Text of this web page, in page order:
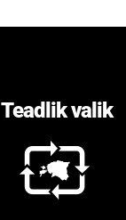
Teadlik valik